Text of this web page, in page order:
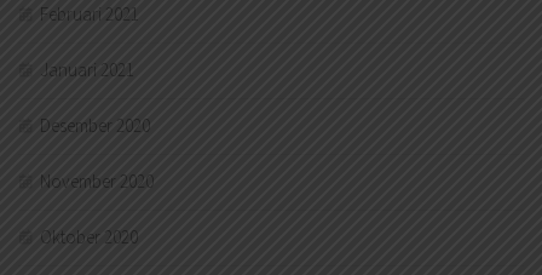
Februari 2021
Januari 2021
Desember 2020
November 2020
Oktober 2020